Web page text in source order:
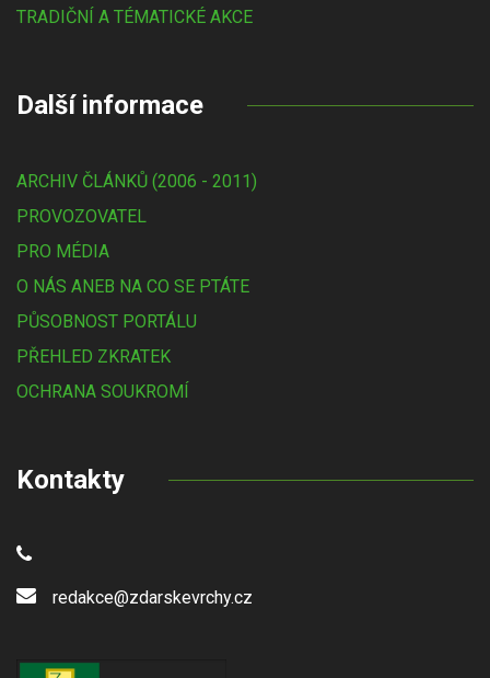
TRADIČNÍ A TÉMATICKÉ AKCE
Další informace
ARCHIV ČLÁNKŮ (2006 - 2011)
PROVOZOVATEL
PRO MÉDIA
O NÁS ANEB NA CO SE PTÁTE
PŮSOBNOST PORTÁLU
PŘEHLED ZKRATEK
OCHRANA SOUKROMÍ
Kontakty
redakce@zdarskevrchy.cz